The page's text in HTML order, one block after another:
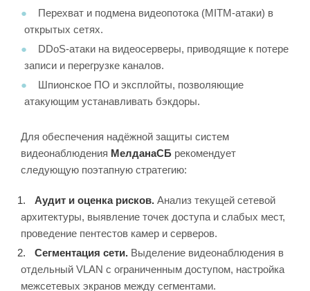
Перехват и подмена видеопотока (MITM-атаки) в
открытых сетях.
DDoS-атаки на видеосерверы, приводящие к потере
записи и перегрузке каналов.
Шпионское ПО и эксплойты, позволяющие
атакующим устанавливать бэкдоры.
Для обеспечения надёжной защиты систем
видеонаблюдения МелданаСБ рекомендует
следующую поэтапную стратегию:
Аудит и оценка рисков. Анализ текущей сетевой
архитектуры, выявление точек доступа и слабых мест,
проведение пентестов камер и серверов.
Сегментация сети. Выделение видеонаблюдения в
отдельный VLAN с ограниченным доступом, настройка
межсетевых экранов между сегментами.